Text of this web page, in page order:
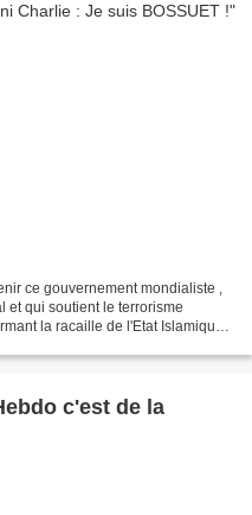
ce gouvernement mondialiste ,
et qui soutient le terrorisme
la racaille de l'Etat Islamique .
c'est de la